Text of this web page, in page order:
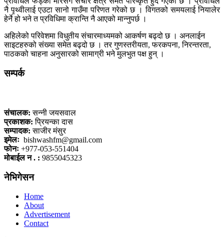
नै पृथ्वीलाई एउटा सानो गाउँमा परिणत गरेको छ । विगतको समयलाई नियालेर
हेर्ने हो भने त प्रविधिमा क्रान्ति नै आएको मान्नुपर्छ ।
अहिलेको परिवेशमा विधुतीय संचारमाध्यमको आकर्षण बढ्दो छ । अनलाईन
साइटहरुको संख्या समेत बढ्दो छ । तर गुणस्तरीयता, फरकपना, निरन्तरता,
पाठकको चाहना अनुसारको सामाग्री भने मुलभुत पक्ष हुन् ।
सम्पर्क
संचालक: सन्नी जयसवाल
प्रकाशक: प्रियन्का दास
सम्पादक: साजीर मंसुर
इमेलः bishwashfm@gmail.com
फोनः +977-053-551404
मोबाईल न . : 9855045323
नेभिगेसन
Home
About
Advertisement
Contact